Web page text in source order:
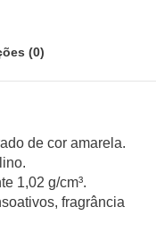
(0)
de cor amarela.
1,02 g/cm³.
fragrância